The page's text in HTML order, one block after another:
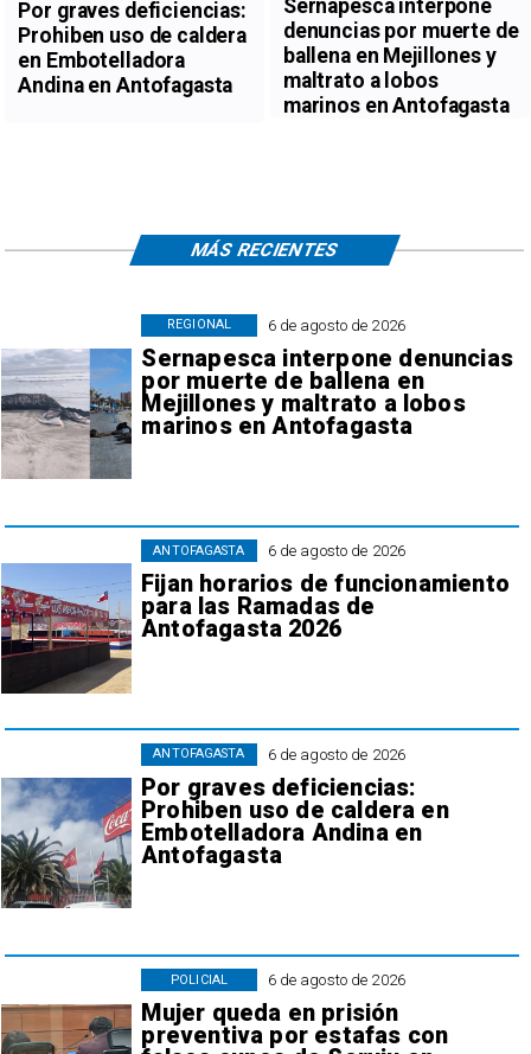
Por graves deficiencias:
Prohiben uso de caldera
en Embotelladora
Andina en Antofagasta
Sernapesca interpone
denuncias por muerte de
ballena en Mejillones y
maltrato a lobos
marinos en Antofagasta
6 de agosto de 2026
Sernapesca interpone denuncias
por muerte de ballena en
Mejillones y maltrato a lobos
marinos en Antofagasta
REGIONAL
6 de agosto de 2026
Fijan horarios de funcionamiento
para las Ramadas de
Antofagasta 2026
ANTOFAGASTA
6 de agosto de 2026
Por graves deficiencias:
Prohiben uso de caldera en
Embotelladora Andina en
Antofagasta
ANTOFAGASTA
6 de agosto de 2026
Mujer queda en prisión
preventiva por estafas con
POLICIAL
MÁS RECIENTES